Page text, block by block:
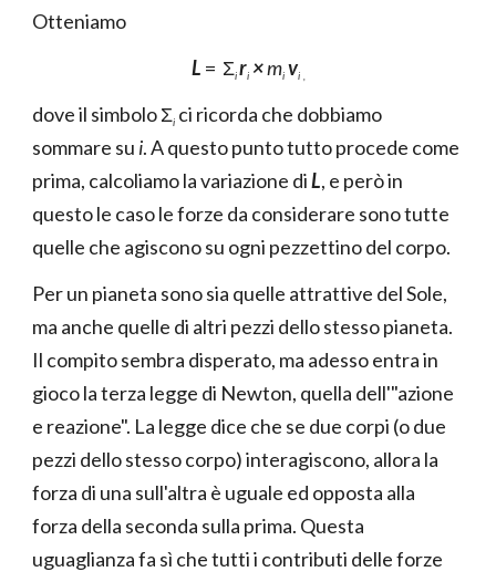
Otteniamo
L = Σiri×mi vi
dove il simbolo Σi ci ricorda che dobbiamo
sommare su i. A questo punto tutto procede come
prima, calcoliamo la variazione diL, e però in
questo le caso le forze da considerare sono tutte
quelle che agiscono su ogni pezzettino del corpo.
Per un pianeta sono sia quelle attrattive del Sole,
ma anche quelle di altri pezzi dello stesso pianeta.
Il compito sembra disperato, ma adesso entra in
gioco la terza legge di Newton, quella dell'"azione
e reazione". La legge dice che se due corpi (o due
pezzi dello stesso corpo) interagiscono, allora la
forza di una sull'altra è uguale ed opposta alla
forza della seconda sulla prima. Questa
uguaglianza fa sì che tutti i contributi delle forze